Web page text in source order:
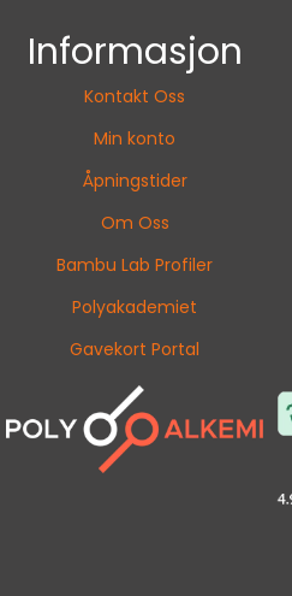
Informasjon
Kontakt Oss
Min konto
Åpningstider
Om Oss
Bambu Lab Profiler
Polyakademiet
Gavekort Portal